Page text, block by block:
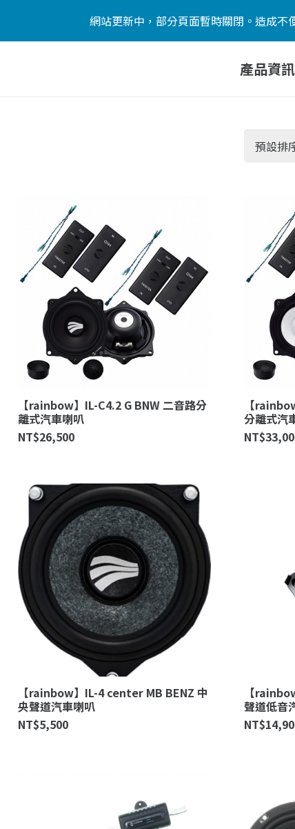
網站更新中，部分頁面暫時關閉。造成不
產品資訊
【rainbow】IL-C4.2 G BNW 二音路分
離式汽車喇叭
NT$26,500
【
分離式汽
NT$
【rainbow】IL-4 center MB BENZ 中
央聲道汽車喇叭
NT$5,500
【
聲道低音
NT$